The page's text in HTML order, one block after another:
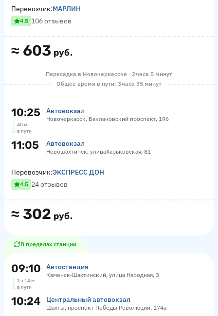
≈ 603 руб.
Перевозчик:МАРЛИН
4.5 106 отзывов
Пересадка в Новочеркасске · 2 часа 5 минут
Общее время в пути: 3 часа 35 минут
10:25 Автовокзал
Новочеркасск, Баклановский проспект, 196
40 м
в пути
11:05 Автовокзал
Новошахтинск, улицаХарьковская, 81
≈ 302 руб.
Перевозчик:ЭКСПРЕСС ДОН
4.5 24 отзывов
В пределах станции
09:10 Автостанция
Каменск-Шахтинский, улица Народная, 3
1 ч 14 м
в пути
10:24 Центральный автовокзал
Шахты, проспект Победы Революции, 174а